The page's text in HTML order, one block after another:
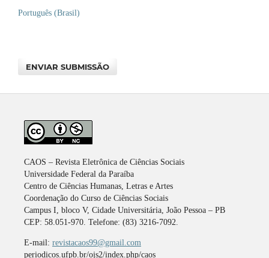
Português (Brasil)
ENVIAR SUBMISSÃO
CAOS – Revista Eletrônica de Ciências Sociais
Universidade Federal da Paraíba
Centro de Ciências Humanas, Letras e Artes
Coordenação do Curso de Ciências Sociais
Campus I, bloco V, Cidade Universitária, João Pessoa – PB
CEP: 58.051-970. Telefone: (83) 3216-7092.
E-mail: revistacaos99@gmail.com
periodicos.ufpb.br/ojs2/index.php/caos